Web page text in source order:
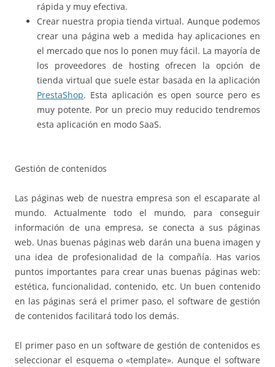
rápida y muy efectiva.
Crear nuestra propia tienda virtual. Aunque podemos
crear una página web a medida hay aplicaciones en
el mercado que nos lo ponen muy fácil. La mayoría de
los proveedores de hosting ofrecen la opción de
tienda virtual que suele estar basada en la aplicación
PrestaShop. Esta aplicación es open source pero es
muy potente. Por un precio muy reducido tendremos
esta aplicación en modo SaaS.
Gestión de contenidos
Las páginas web de nuestra empresa son el escaparate al
mundo. Actualmente todo el mundo, para conseguir
información de una empresa, se conecta a sus páginas
web. Unas buenas páginas web darán una buena imagen y
una idea de profesionalidad de la compañía. Has varios
puntos importantes para crear unas buenas páginas web:
estética, funcionalidad, contenido, etc. Un buen contenido
en las páginas será el primer paso, el software de gestión
de contenidos facilitará todo los demás.
El primer paso en un software de gestión de contenidos es
seleccionar el esquema o «template». Aunque el software